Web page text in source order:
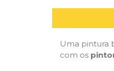
Uma pintura
com os